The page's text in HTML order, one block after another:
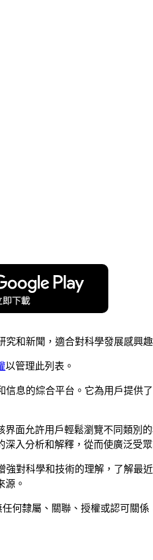
究和新聞，適合對科學發展感興
以管理此列表。
信息的綜合平台。它為用戶提
面允許用戶輕鬆瀏覽不同類別
入分析和解釋，從而使廣泛受眾
強對科學和技術的理解，了解
源。
任何隸屬、關聯、授權或認可